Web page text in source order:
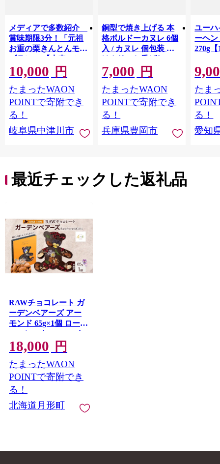
メディアで多数紹介
賞味期限3分！「元祖
お重の栗きんとんモン
ブラン」 【未来のご
褒美】スイーツ 栗 モ
ンブラン くりきんと
ん デザート ご褒美 お
取り寄せ くり お菓子
10,000 円
たまったWAON
POINTで寄附でき
る！
岐阜県中津川市
銅型で焼き上げる 本
格ボルドーカヌレ 6個
入 / カヌレ 個包装 外
はカリッと香ばしい
中はもっちり ラム酒
バニラ お取り寄せ ス
イーツ 焼き菓子 詰め
合わせ ホワイトデー
お返し 冷凍 手作り 化
粧箱入り ギフト TAS
BAKE
7,000 円
たまったWAON
POINTで寄附でき
る！
兵庫県豊岡市
ユーハ
ーヘ
270g【
たま
る！
愛知
最近チェックした返礼品
RAWチョコレート ガ
ーデンベアーズ アー
モンド 65g×1個 ローチ
ョコレート ロースイ
ーツ ヴィーガン グル
テンフリー スイーツ
ギフト アレルギー対
応 乳製品不使用 白砂
糖不使用 春木花き農
園 北海道 月形町
18,000 円
たまったWAON
POINTで寄附でき
る！
北海道月形町